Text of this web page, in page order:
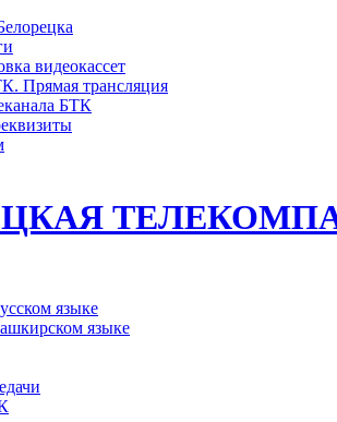
видеокассет
Прямая трансляция
БТК
языке
языке